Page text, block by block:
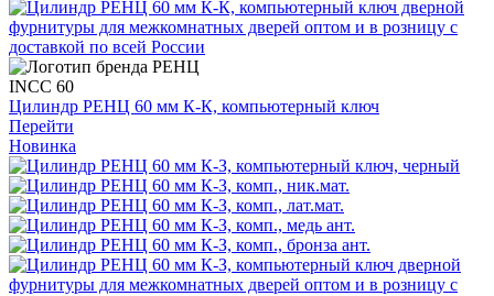
INCC 60
Цилиндр РЕНЦ 60 мм К-К, компьютерный ключ
Перейти
Новинка